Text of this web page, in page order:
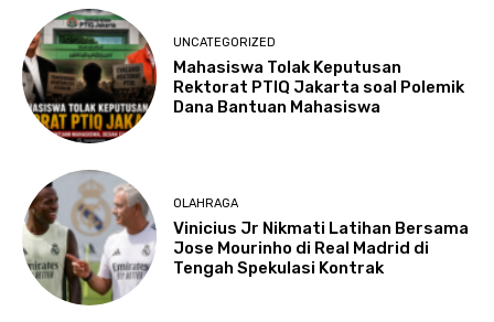
UNCATEGORIZED
Mahasiswa Tolak Keputusan
Rektorat PTIQ Jakarta soal Polemik
Dana Bantuan Mahasiswa
OLAHRAGA
Vinicius Jr Nikmati Latihan Bersama
Jose Mourinho di Real Madrid di
Tengah Spekulasi Kontrak